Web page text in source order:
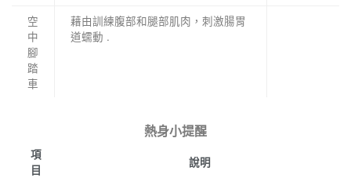
空
中
腳
踏
車
藉由訓練腹部和腿部肌肉，刺激腸胃
道蠕動 .
熱身小提醒
項
目
說明